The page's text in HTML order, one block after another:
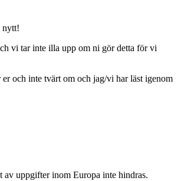
nytt!
vi tar inte illa upp om ni gör detta för vi
och inte tvärt om och jag/vi har läst igenom
uppgifter inom Europa inte hindras.